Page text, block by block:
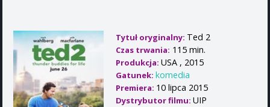
Tytuł oryginalny: Ted 2
Czas trwania: 115 min.
Produkcja: USA , 2015
Gatunek: komedia
Premiera: 10 lipca 2015
Dystrybutor filmu: UIP